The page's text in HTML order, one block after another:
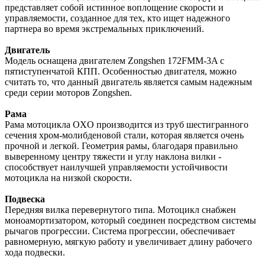
представляет собой истинное воплощение скорости и
управляемости, созданное для тех, кто ищет надежного
партнера во время экстремальных приключений.
Двигатель
Модель оснащена двигателем Zongshen 172FMM-3A с
пятиступенчатой КПП. Особенностью двигателя, можно
считать то, что данный двигатель является самым надежным
среди серии моторов Zongshen.
Рама
Рама мотоцикла OXO производится из труб шестигранного
сечения хром-молибденовой стали, которая является очень
прочной и легкой. Геометрия рамы, благодаря правильно
выверенному центру тяжести и углу наклона вилки -
способствует наилучшей управляемости устойчивости
мотоцикла на низкой скорости.
Подвеска
Передняя вилка перевернутого типа. Мотоцикл снабжен
моноамортизатором, который соединен посредством системы
рычагов прогрессии. Система прогрессии, обеспечивает
равномерную, мягкую работу и увеличивает длину рабочего
хода подвески.